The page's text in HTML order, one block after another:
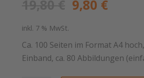
19,80 €
9,80 €
9,80
inkl. 7 % MwSt.
Ca. 100 Seiten im Format A4
Einband, ca. 80 Abbildungen